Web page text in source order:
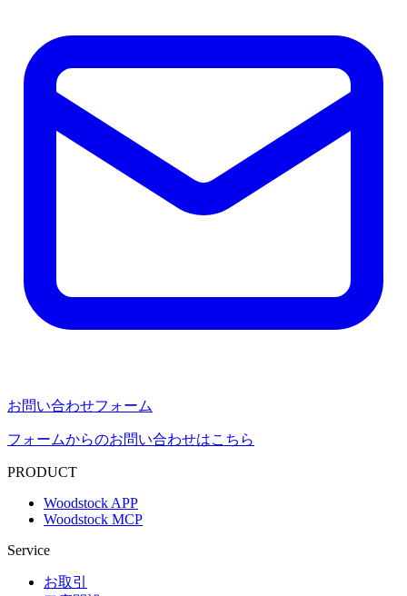
お問い合わせフォーム
フォームからのお問い合わせはこちら
PRODUCT
Woodstock APP
Woodstock MCP
Service
お取引